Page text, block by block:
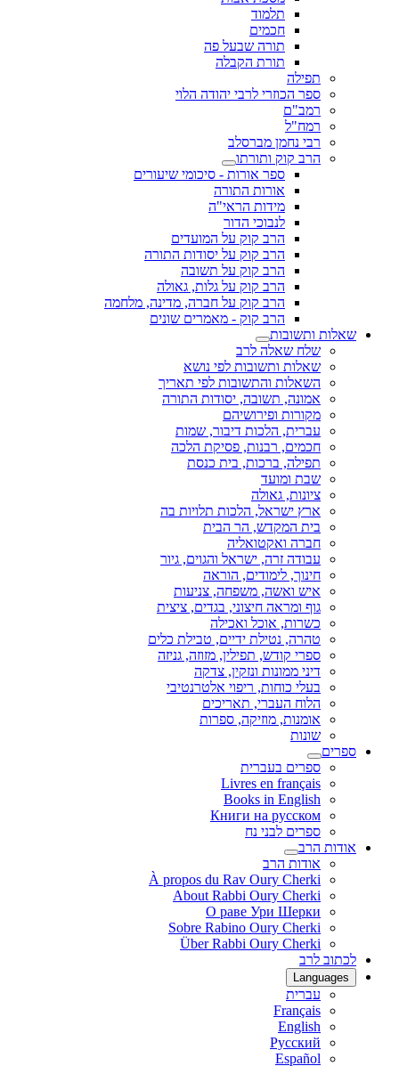
תלמוד
חכמים
תורה שבעל פה
תורת הקבלה
תפילה
ספר הכוזרי לרבי יהודה הלוי
רמב"ם
רמח"ל
רבי נחמן מברסלב
הרב קוק ותורתו
ספר אורות - סיכומי שיעורים
אורות התורה
מידות הראי"ה
לנבוכי הדור
הרב קוק על המועדים
הרב קוק על יסודות התורה
הרב קוק על תשובה
הרב קוק על גלות, גאולה
הרב קוק על חברה, מדינה, מלחמה
הרב קוק - מאמרים שונים
שאלות ותשובות
שלח שאלה לרב
שאלות ותשובות לפי נושא
השאלות והתשובות לפי תאריך
אמונה, תשובה, יסודות התורה
מקורות ופירושיהם
עברית, הלכות דיבור, שמות
חכמים, רבנות, פסיקת הלכה
תפילה, ברכות, בית כנסת
שבת ומועד
ציונות, גאולה
ארץ ישראל, הלכות תלויות בה
בית המקדש, הר הבית
חברה ואקטואליה
עבודה זרה, ישראל והגוים, גיור
חינוך, לימודים, הוראה
איש ואשה, משפחה, צניעות
גוף ומראה חיצוני, בגדים, ציצית
כשרות, אוכל ואכילה
טהרה, נטילת ידיים, טבילת כלים
ספרי קודש, תפילין, מזוזה, גניזה
דיני ממונות ונזקין, צדקה
בעלי כוחות, ריפוי אלטרנטיבי
הלוח העברי, תאריכים
אומנות, מוזיקה, ספרות
שונות
ספרים
ספרים בעברית
Livres en français
Books in English
Книги на русском
ספרים לבני נח
אודות הרב
אודות הרב
À propos du Rav Oury Cherki
About Rabbi Oury Cherki
О раве Ури Шерки
Sobre Rabino Oury Cherki
Über Rabbi Oury Cherki
לכתוב לרב
Languages
עברית
Français
English
Русский
Español